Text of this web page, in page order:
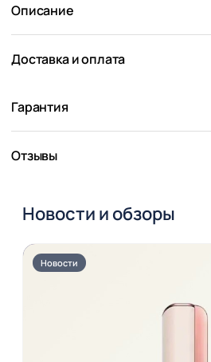
Описание
Доставка и оплата
Гарантия
Отзывы
Новости и обзоры
Новости